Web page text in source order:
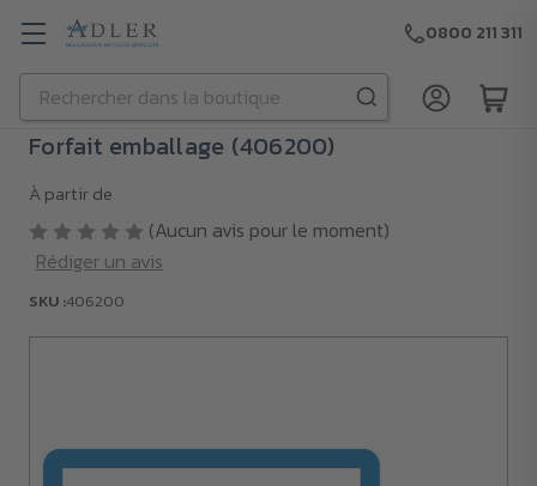
Passer au contenu principal
Rechercher
0800 211 311
Forfait emballage (406200)
À partir de
(Aucun avis pour le moment)
Rédiger un avis
SKU :406200